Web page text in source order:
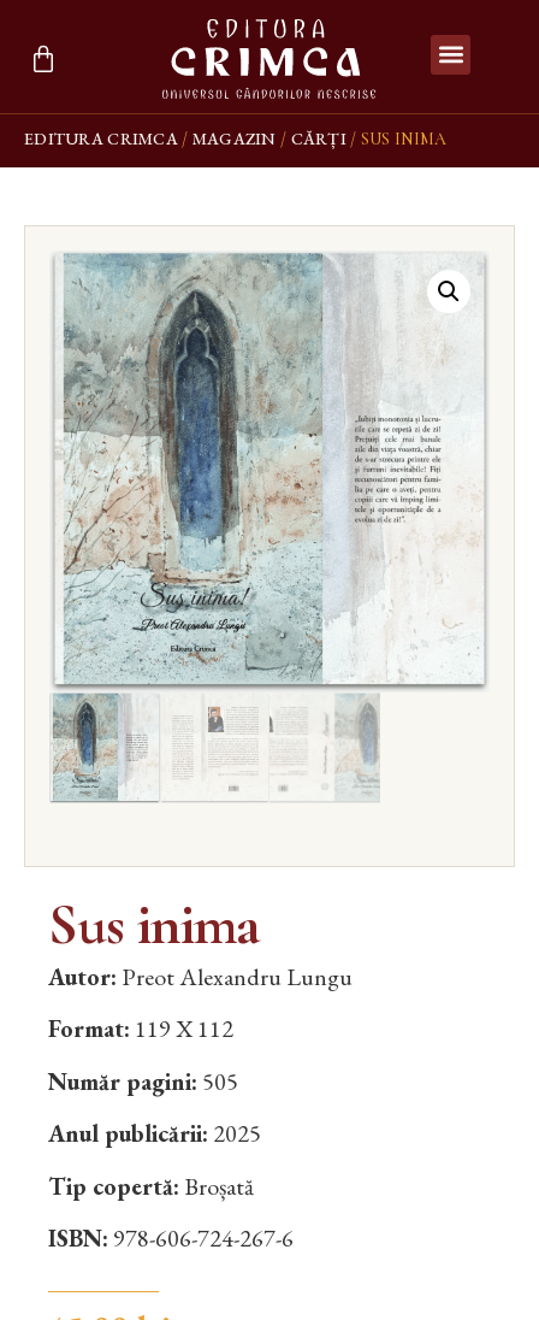
EDITURA CRIMCA/ MAGAZIN / CĂRȚI/ SUS INIMA
Sus inima
Autor: Preot Alexandru Lungu
Format: 119 X 112
Număr pagini: 505
Anul publicării: 2025
Tip copertă: Broșată
ISBN: 978-606-724-267-6